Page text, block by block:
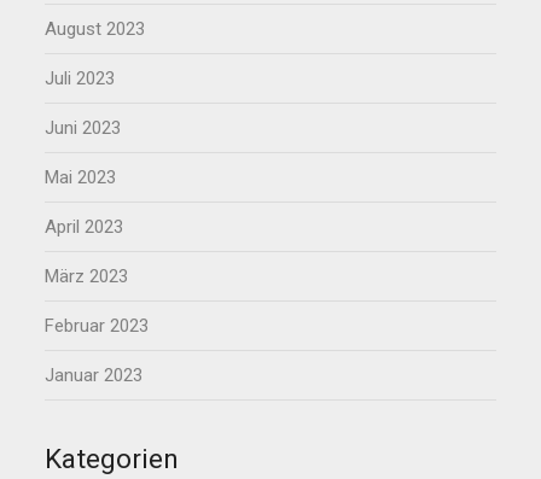
August 2023
Juli 2023
Juni 2023
Mai 2023
April 2023
März 2023
Februar 2023
Januar 2023
Kategorien